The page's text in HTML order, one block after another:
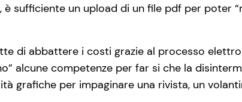
sufficiente un upload di un file pdf per poter
di abbattere i costi grazie al processo
alcune competenze per far si che la
grafiche per impaginare una rivista, un